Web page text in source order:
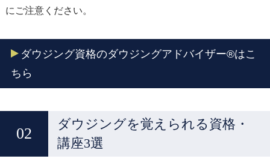
にご注意ください。
ダウジング資格のダウジングアドバイザー®はこ
ちら
ダウジングを覚えられる資格・
講座3選